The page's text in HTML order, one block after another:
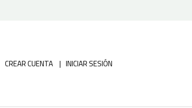
CREAR CUENTA INICIAR SESIÓN